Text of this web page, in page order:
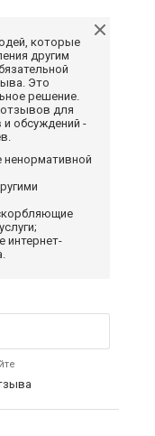
которые
другим
Это
решение.
для
и обсуждений -
ненормативной
интернет-